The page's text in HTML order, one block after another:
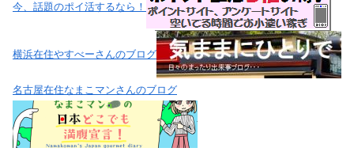
今、話題のポイ活するなら！
横浜在住やすべーさんのブログ
名古屋在住なまこマンさんのブログ